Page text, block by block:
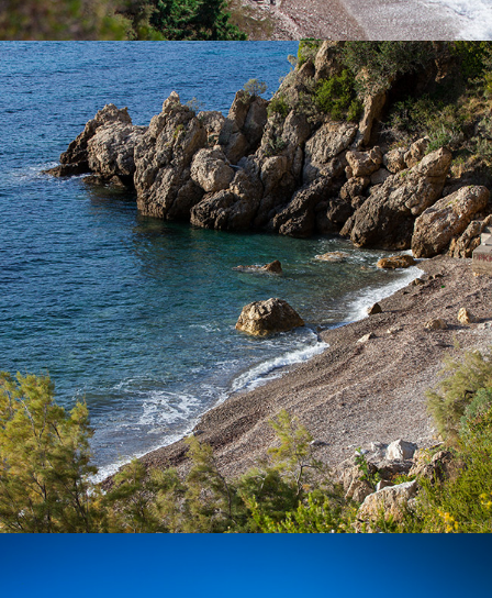
PLAŽA TEMPLUŽ
Plaža Templuž nalazi se svega par minuta od Komiže s našim
brzim taxi brodom. To je nudistička plaža, dijelom prekrivena
borovinom.
x